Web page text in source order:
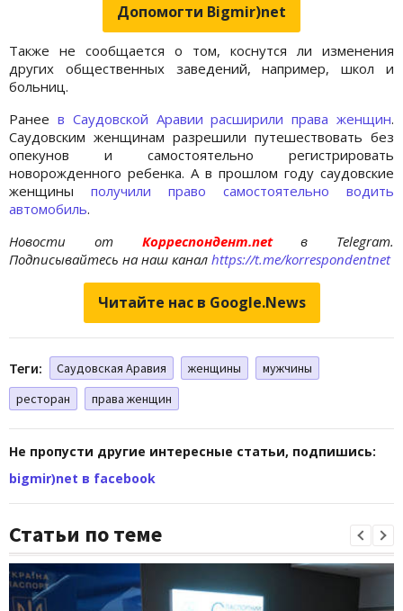
Допомогти Bigmir)net
Также не сообщается о том, коснутся ли изменения
других общественных заведений, например, школ и
больниц.
Ранее в Саудовской Аравии расширили права женщин.
Саудовским женщинам разрешили путешествовать без
опекунов и самостоятельно регистрировать
новорожденного ребенка. А в прошлом году саудовские
женщины получили право самостоятельно водить
автомобиль.
Новости отКорреспондент.netв Telegram.
Подписывайтесь на наш канал https://t.me/korrespondentnet
Читайте нас в Google.News
Теги: Саудовская Аравия женщины
мужчины
ресторан
права женщин
Не пропусти другие интересные статьи, подпишись:
bigmir)net в facebook
Статьи по теме